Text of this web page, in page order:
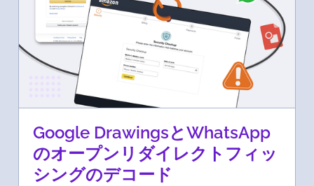
Google DrawingsとWhatsApp
のオープンリダイレクトフィッ
シングのデコード